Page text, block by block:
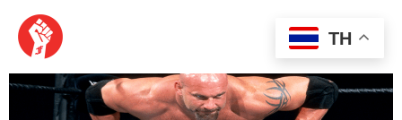
content
TH